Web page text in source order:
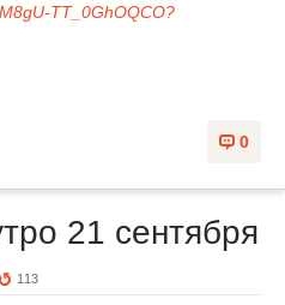
TT_0GhOQCO?
0
21 сентября
113